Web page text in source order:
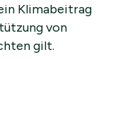
Klimabeitrag
von
gilt.